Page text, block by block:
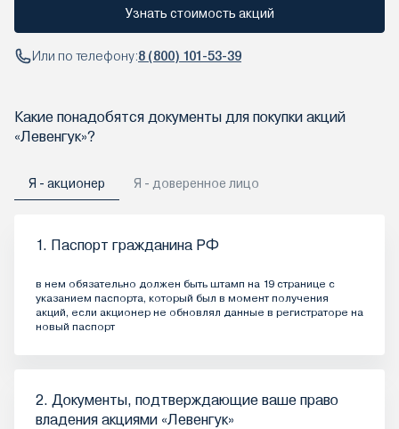
Узнать стоимость акций
Или по телефону:8 (800) 101-53-39
Какие понадобятся документы для покупки акций
«Левенгук»?
Я - акционер Я - доверенное лицо
1. Паспорт гражданина РФ
в нем обязательно должен быть штамп на 19 странице с
указанием паспорта, который был в момент получения
акций, если акционер не обновлял данные в регистраторе на
новый паспорт
2. Документы, подтверждающие ваше право
владения акциями «Левенгук»